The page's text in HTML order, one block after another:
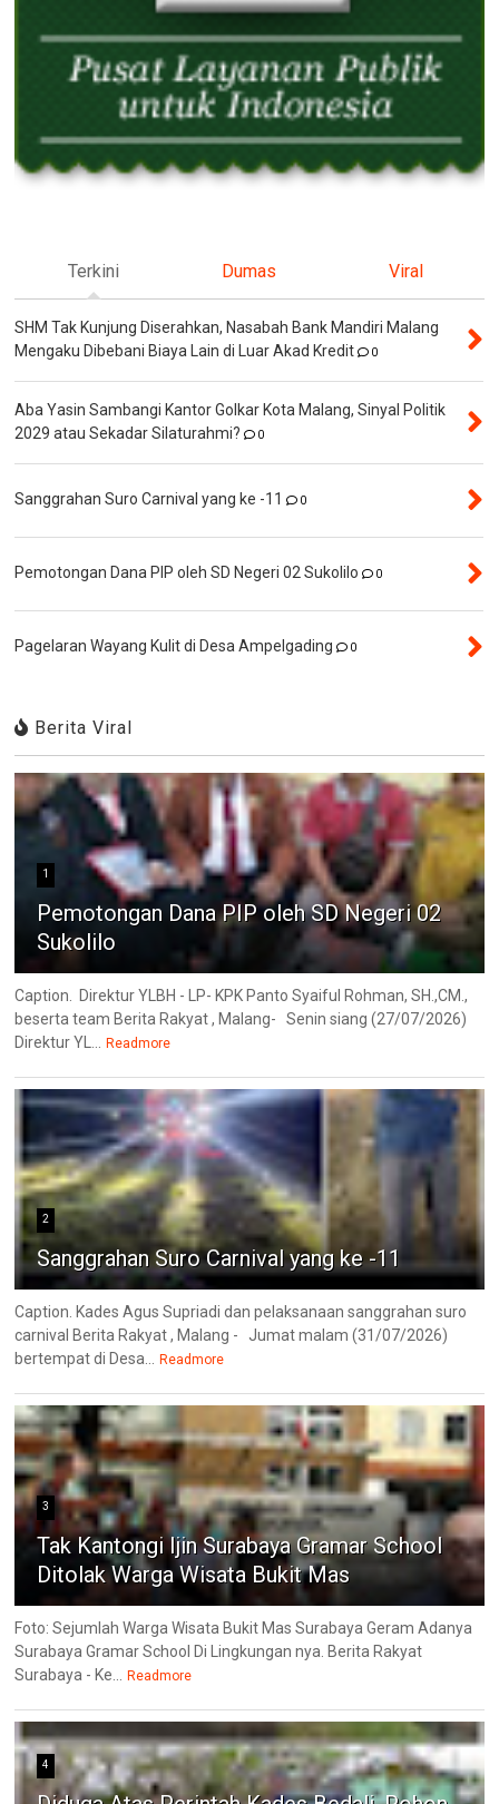
Terkini Dumas Viral
SHM Tak Kunjung Diserahkan, Nasabah Bank Mandiri Malang
Mengaku Dibebani Biaya Lain di Luar Akad Kredit
0
Aba Yasin Sambangi Kantor Golkar Kota Malang, Sinyal Politik
2029 atau Sekadar Silaturahmi?
0
Sanggrahan Suro Carnival yang ke -11 0
Pemotongan Dana PIP oleh SD Negeri 02 Sukolilo 0
Pagelaran Wayang Kulit di Desa Ampelgading 0
Berita Viral
1
Pemotongan Dana PIP oleh SD Negeri 02
Sukolilo
Caption. Direktur YLBH - LP- KPK Panto Syaiful Rohman, SH.,CM.,
beserta team Berita Rakyat , Malang- Senin siang (27/07/2026)
Direktur YL... Readmore
2
Sanggrahan Suro Carnival yang ke -11
Caption. Kades Agus Supriadi dan pelaksanaan sanggrahan suro
carnival Berita Rakyat , Malang - Jumat malam (31/07/2026)
bertempat di Desa... Readmore
3
Tak Kantongi Ijin Surabaya Gramar School
Ditolak Warga Wisata Bukit Mas
Foto: Sejumlah Warga Wisata Bukit Mas Surabaya Geram Adanya
Surabaya Gramar School Di Lingkungan nya. Berita Rakyat
Surabaya - Ke... Readmore
4